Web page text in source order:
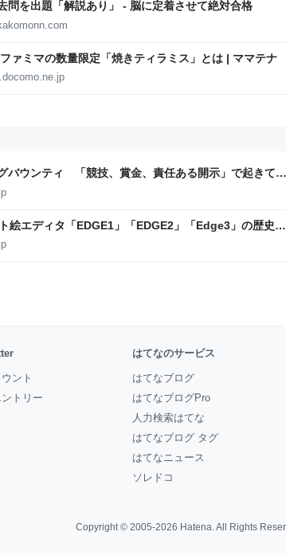
問を出題「解説あり」 - 脳に定着させて絶対合格
ァミマの数量限定「焼きティラミス」とは | ママテナ
バウンティ 「競技、賞金、責任ある開示」で起きてい
- レバテックLAB
絵エディタ「EDGE1」「EDGE2」「Edge3」の歴史に
ォーカス】 - レバテックLAB
ント
トリー
はてなのサービス
はてなブログ
はてなブログPro
人力検索はてな
はてなブログ タグ
はてなニュース
ソレドコ
Copyright © 2005-2026 Hatena. All Rights